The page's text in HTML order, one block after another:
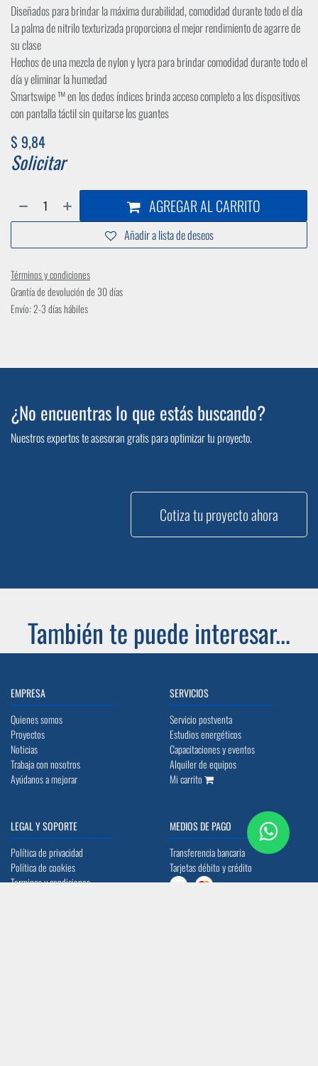
Diseñados para brindar la máxima durabilidad, comodidad durante todo el día
La palma de nitrilo texturizada proporciona el mejor rendimiento de agarre de
su clase
Hechos de una mezcla de nylon y lycra para brindar comodidad durante todo el
día y eliminar la humedad
Smartswipe ™ en los dedos índices brinda acceso completo a los dispositivos
con pantalla táctil sin quitarse los guantes
$ 9,84
Solicitar
AGREGAR AL CARRITO
Añadir a lista de deseos
Términos y condiciones
Grantía de devolución de 30 días
Envío: 2-3 días hábiles
¿No encuentras lo que estás buscando?
Nuestros expertos te asesoran gratis para optimizar tu proyecto.
Cotiza tu proyecto ahora
También te puede interesar...
EMPRESA
Quienes somos
Proyectos
Noticias
Trabaja con nosotros
Ayúdanos a mejorar
SERVICIOS
Servicio postventa
Estudios energéticos
Capacitaciones y eventos
Alquiler de equipos
Mi carrito
LEGAL Y SOPORTE
Política de privacidad
Política de cookies
Terminos y condiciones
MEDIOS DE PAGO
Transferencia bancaria
Tarjetas débito y crédito